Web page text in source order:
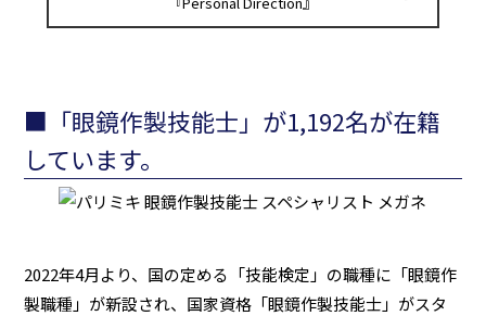
■「眼鏡作製技能士」が1,192名が在籍
しています。
2022年4月より、国の定める「技能検定」の職種に「眼鏡作
製職種」が新設され、国家資格「眼鏡作製技能士」がスタ